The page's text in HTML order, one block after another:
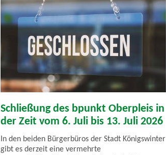
Schließung des bpunkt Oberpleis in
der Zeit vom 6. Juli bis 13. Juli 2026
In den beiden Bürgerbüros der Stadt Königswinter
gibt es derzeit eine vermehrte